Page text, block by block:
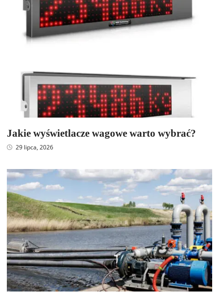
Jakie wyświetlacze wagowe warto wybrać?
29 lipca, 2026